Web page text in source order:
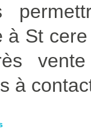
à St
à